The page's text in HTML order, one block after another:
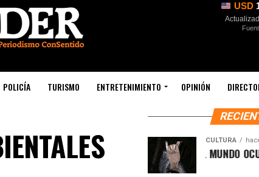
USD
POLICÍA TURISMO ENTRETENIMIENTO OPINIÓN
CULTURA
DESCUBRE EL MUNDO